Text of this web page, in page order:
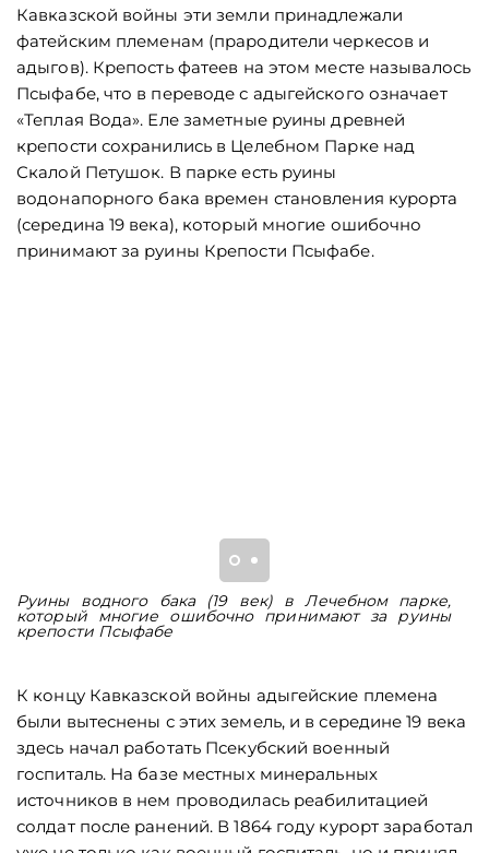
Кавказской войны эти земли принадлежали
фатейским племенам (прародители черкесов и
адыгов). Крепость фатеев на этом месте называлось
Псыфабе, что в переводе с адыгейского означает
«Теплая Вода». Еле заметные руины древней
крепости сохранились в Целебном Парке над
Скалой Петушок. В парке есть руины
водонапорного бака времен становления курорта
(середина 19 века), который многие ошибочно
принимают за руины Крепости Псыфабе.
Руины водного бака (19 век) в Лечебном парке,
который многие ошибочно принимают за руины
крепости Псыфабе
К концу Кавказской войны адыгейские племена
были вытеснены с этих земель, и в середине 19 века
здесь начал работать Псекубский военный
госпиталь. На базе местных минеральных
источников в нем проводилась реабилитацией
солдат после ранений. В 1864 году курорт заработал